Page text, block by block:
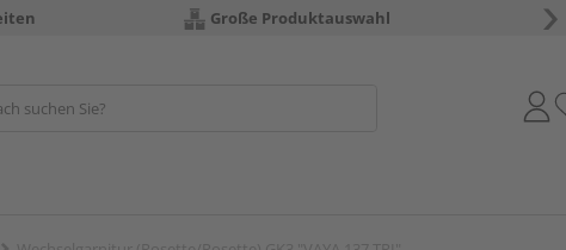
Große Produktauswahl